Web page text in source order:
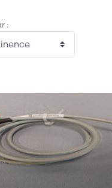
: